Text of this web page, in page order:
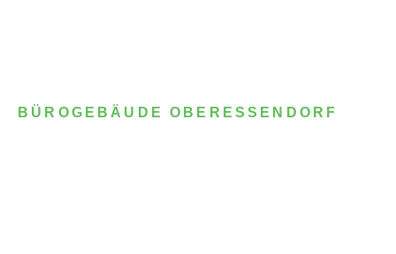
BÜROGEBÄUDE OBERESSENDORF